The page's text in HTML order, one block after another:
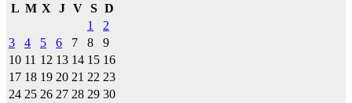
L M X J V S D
1
2
3
4 5 6 7 8
9
10 11 12 13 14 15 16
17 18 19 20 21 22 23
24 25 26 27 28 29 30